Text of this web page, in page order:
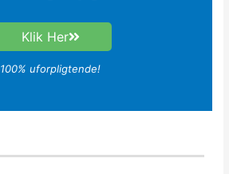
Klik Her
100% uforpligtende!